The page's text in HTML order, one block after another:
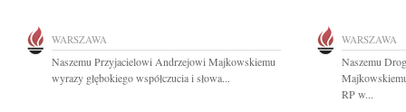
WARSZAWA
Naszemu Przyjacielowi Andrzejowi Majkowskiemu
wyrazy głębokiego współczucia i słowa...
WARSZAWA
Naszemu
RP w...